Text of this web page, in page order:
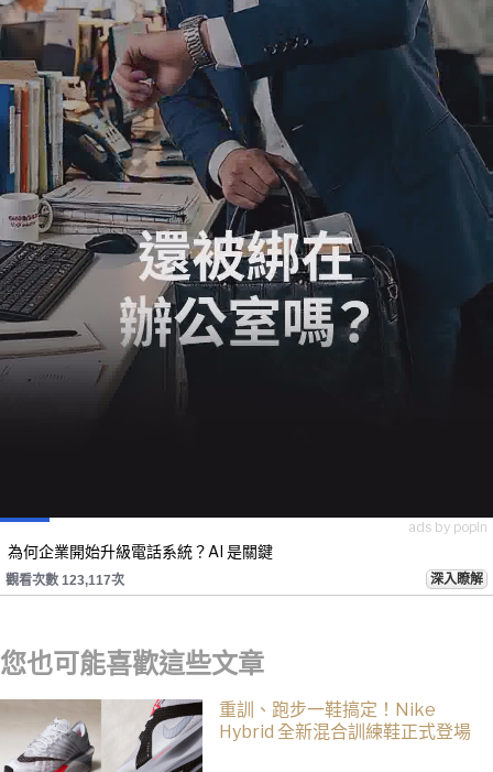
ads by popIn
為何企業開始升級電話系統？AI 是關鍵
觀看次數 123,117次 深入瞭解
您也可能喜歡這些文章
重訓、跑步一鞋搞定！Nike
Hybrid 全新混合訓練鞋正式登場